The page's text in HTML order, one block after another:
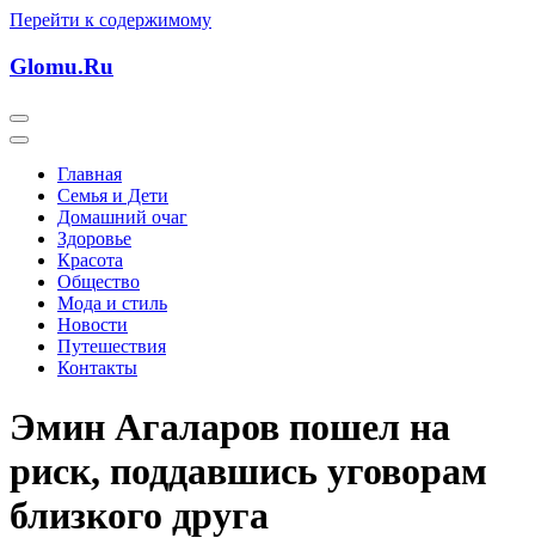
Перейти к содержимому
Glomu.Ru
Главная
Семья и Дети
Домашний очаг
Здоровье
Красота
Общество
Мода и стиль
Новости
Путешествия
Контакты
Эмин Агаларов пошел на
риск, поддавшись уговорам
близкого друга